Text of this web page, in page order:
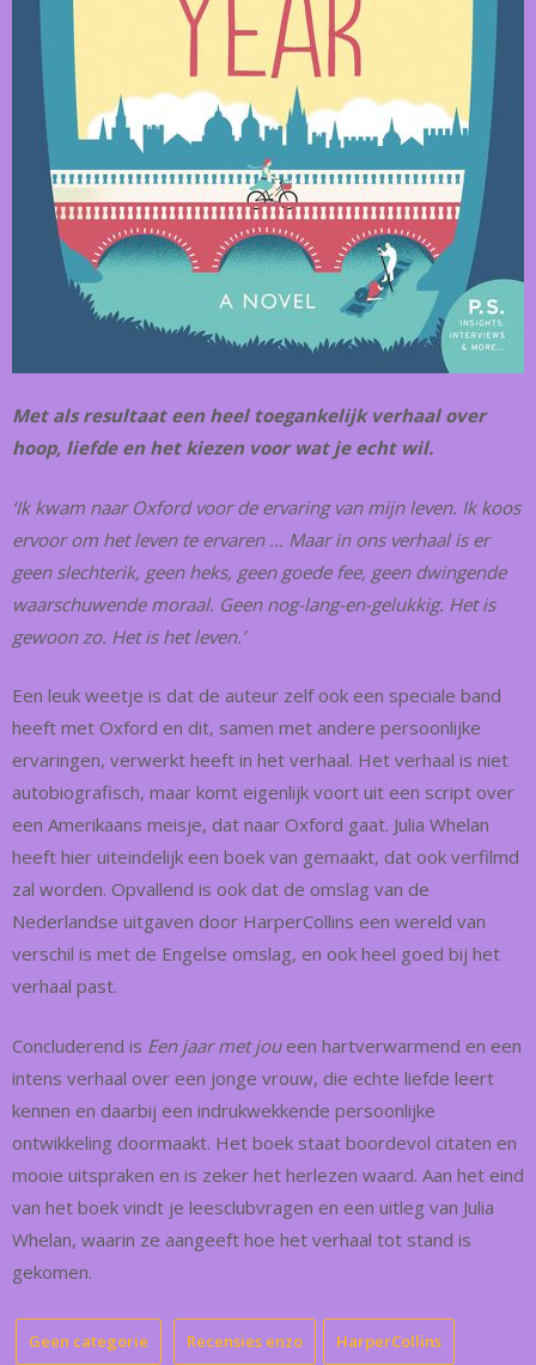
Met als resultaat een heel toegankelijk verhaal over
hoop, liefde en het kiezen voor wat je echt wil.
‘Ik kwam naar Oxford voor de ervaring van mijn leven. Ik koos
ervoor om het leven te ervaren … Maar in ons verhaal is er
geen slechterik, geen heks, geen goede fee, geen dwingende
waarschuwende moraal. Geen nog-lang-en-gelukkig. Het is
gewoon zo. Het is het leven.’
Een leuk weetje is dat de auteur zelf ook een speciale band
heeft met Oxford en dit, samen met andere persoonlijke
ervaringen, verwerkt heeft in het verhaal. Het verhaal is niet
autobiografisch, maar komt eigenlijk voort uit een script over
een Amerikaans meisje, dat naar Oxford gaat. Julia Whelan
heeft hier uiteindelijk een boek van gemaakt, dat ook verfilmd
zal worden. Opvallend is ook dat de omslag van de
Nederlandse uitgaven door HarperCollins een wereld van
verschil is met de Engelse omslag, en ook heel goed bij het
verhaal past.
Concluderend is Een jaar met jou een hartverwarmend en een
intens verhaal over een jonge vrouw, die echte liefde leert
kennen en daarbij een indrukwekkende persoonlijke
ontwikkeling doormaakt. Het boek staat boordevol citaten en
mooie uitspraken en is zeker het herlezen waard. Aan het eind
van het boek vindt je leesclubvragen en een uitleg van Julia
Whelan, waarin ze aangeeft hoe het verhaal tot stand is
gekomen.
Geen categorie Recensies enzo HarperCollins